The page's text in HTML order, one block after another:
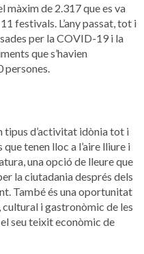
màxim de 2.317 que es va
festivals. L’any passat, tot i
per la COVID-19 i la
que s’havien
persones.
tipus d’activitat idònia tot i
tenen lloc a l’aire lliure i
una opció de lleure que
la ciutadania després dels
També és una oportunitat
i gastronòmic de les
seu teixit econòmic de